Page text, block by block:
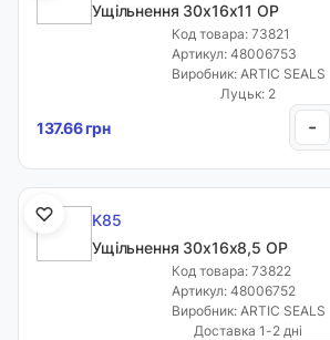
Ущільнення 30х16х11 OP
Код товара: 73821
Артикул: 48006753
Виробник: ARTIC SEALS
Луцьк: 2
137.66 грн -
K85
Ущільнення 30х16х8,5 OP
Код товара: 73822
Артикул: 48006752
Виробник: ARTIC SEALS
Доставка 1-2 дні